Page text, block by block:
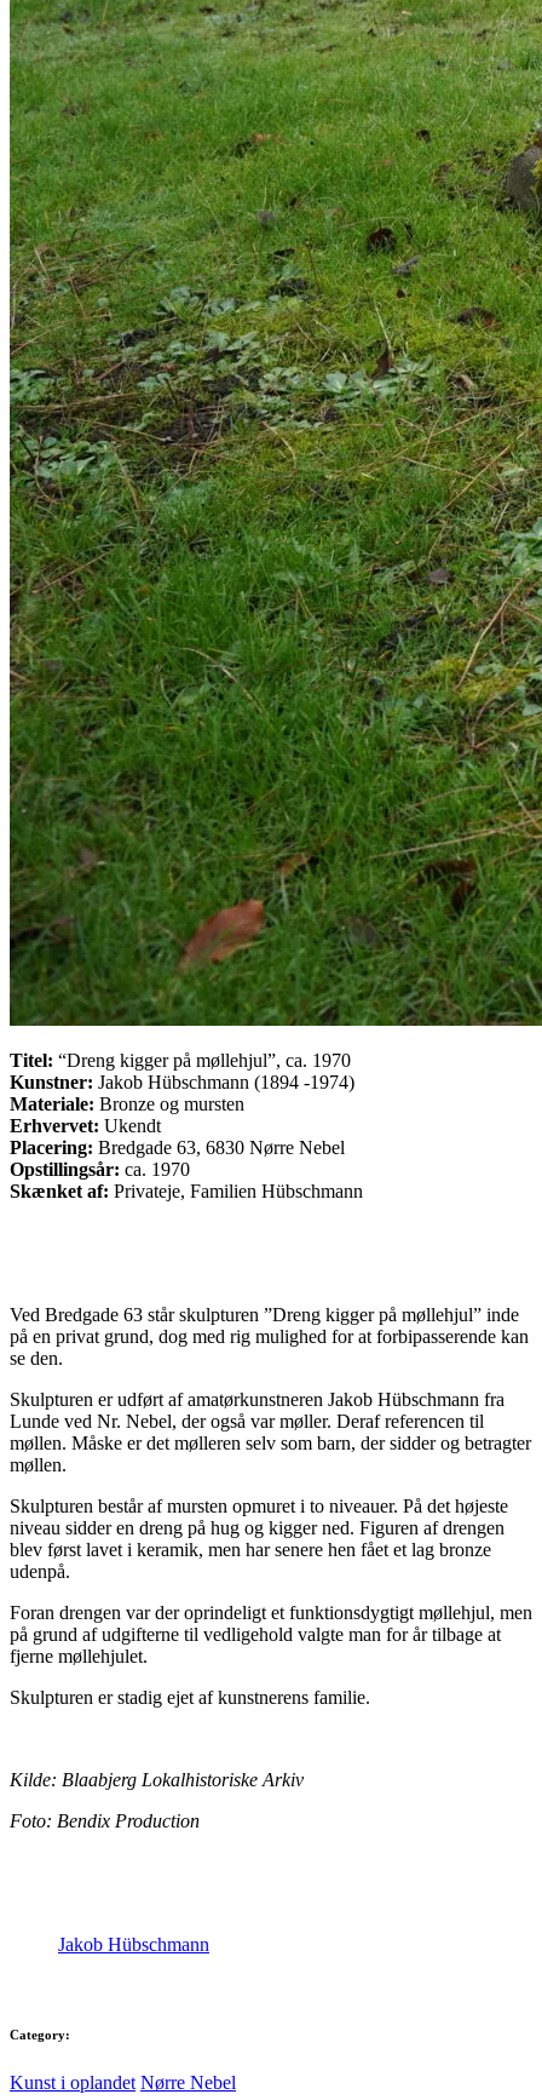
Titel: “Dreng kigger på møllehjul”, ca. 1970
Kunstner: Jakob Hübschmann (1894 -1974)
Materiale: Bronze og mursten
Erhvervet: Ukendt
Placering: Bredgade 63, 6830 Nørre Nebel
Opstillingsår: ca. 1970
Skænket af: Privateje, Familien Hübschmann
Ved Bredgade 63 står skulpturen ”Dreng kigger på møllehjul” inde
på en privat grund, dog med rig mulighed for at forbipasserende kan
se den.
Skulpturen er udført af amatørkunstneren Jakob Hübschmann fra
Lunde ved Nr. Nebel, der også var møller. Deraf referencen til
møllen. Måske er det mølleren selv som barn, der sidder og betragter
møllen.
Skulpturen består af mursten opmuret i to niveauer. På det højeste
niveau sidder en dreng på hug og kigger ned. Figuren af drengen
blev først lavet i keramik, men har senere hen fået et lag bronze
udenpå.
Foran drengen var der oprindeligt et funktionsdygtigt møllehjul, men
på grund af udgifterne til vedligehold valgte man for år tilbage at
fjerne møllehjulet.
Skulpturen er stadig ejet af kunstnerens familie.
Kilde: Blaabjerg Lokalhistoriske Arkiv
Foto: Bendix Production
Jakob Hübschmann
Category:
Kunst i oplandet Nørre Nebel